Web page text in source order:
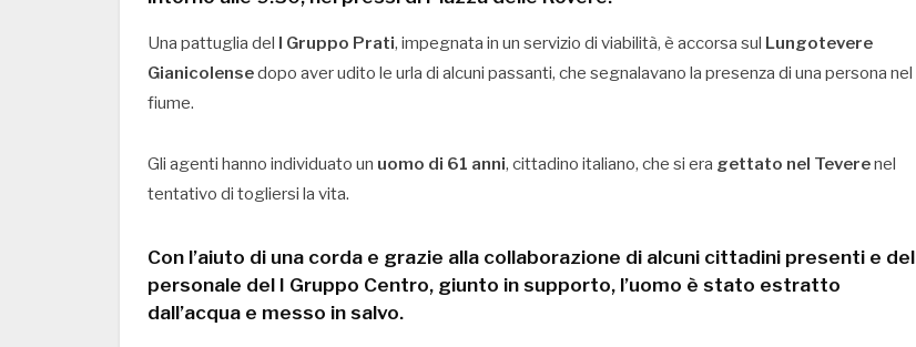
Una pattuglia del I Gruppo Prati, impegnata in un servizio di viabilità, è accorsa sul Lungotevere
Gianicolensedopo aver udito le urla di alcuni passanti, che segnalavano la presenza di una persona nel
fiume.
Gli agenti hanno individuato un uomo di 61 anni, cittadino italiano, che si era gettato nel Teverenel
tentativo di togliersi la vita.
Con l’aiuto di una corda e grazie alla collaborazione di alcuni cittadini presenti e del
personale del I Gruppo Centro, giunto in supporto, l’uomo è stato estratto
dall’acqua e messo in salvo.